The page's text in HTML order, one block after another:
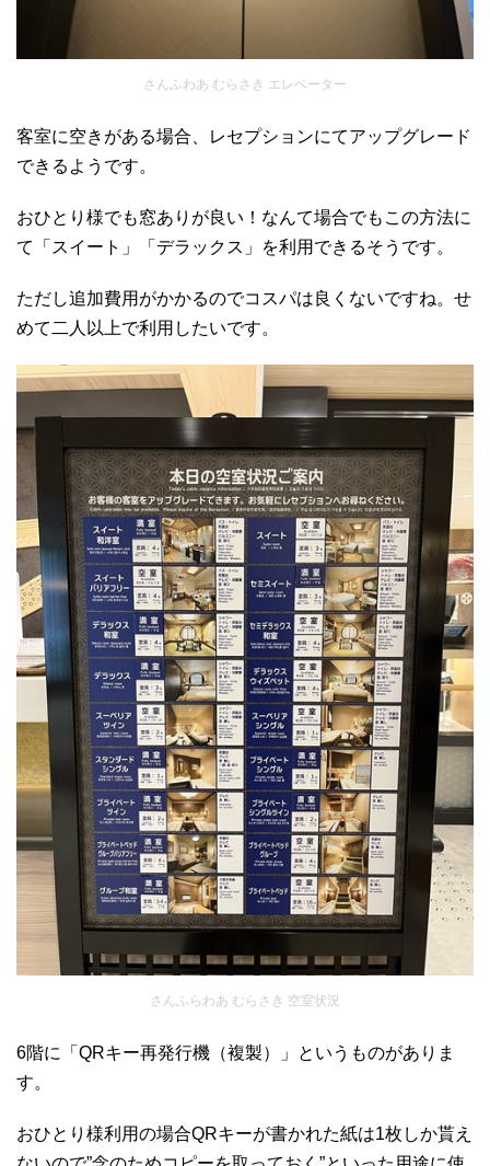
さんふわあ むらさき エレベーター
客室に空きがある場合、レセプションにてアップグレード
できるようです。
おひとり様でも窓ありが良い！なんて場合でもこの方法に
て「スイート」「デラックス」を利用できるそうです。
ただし追加費用がかかるのでコスパは良くないですね。せ
めて二人以上で利用したいです。
さんふらわあ むらさき 空室状況
6階に「QRキー再発行機（複製）」というものがありま
す。
おひとり様利用の場合QRキーが書かれた紙は1枚しか貰え